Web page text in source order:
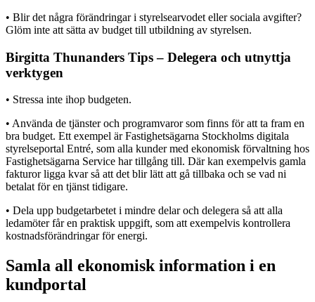
• Blir det några förändringar i styrelsearvodet eller sociala avgifter?
Glöm inte att sätta av budget till utbildning av styrelsen.
Birgitta Thunanders Tips – Delegera och utnyttja
verktygen
• Stressa inte ihop budgeten.
• Använda de tjänster och programvaror som finns för att ta fram en
bra budget. Ett exempel är Fastighetsägarna Stockholms digitala
styrelseportal Entré, som alla kunder med ekonomisk förvaltning hos
Fastighetsägarna Service har tillgång till. Där kan exempelvis gamla
fakturor ligga kvar så att det blir lätt att gå tillbaka och se vad ni
betalat för en tjänst tidigare.
• Dela upp budgetarbetet i mindre delar och delegera så att alla
ledamöter får en praktisk uppgift, som att exempelvis kontrollera
kostnadsförändringar för energi.
Samla all ekonomisk information i en
kundportal